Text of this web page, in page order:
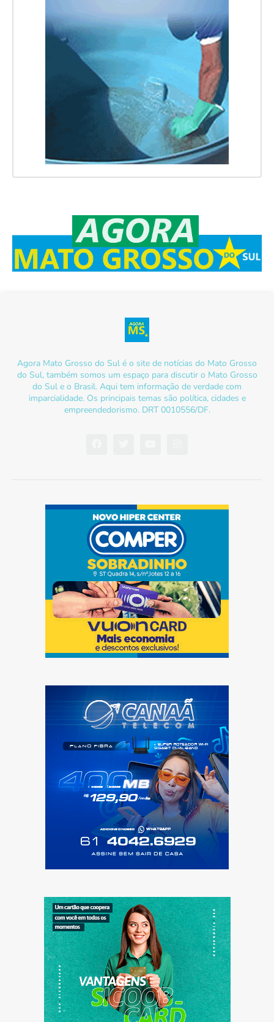
Agora Mato Grosso do Sul é o site de notícias do Mato Grosso
do Sul, também somos um espaço para discutir o Mato Grosso
do Sul e o Brasil. Aqui tem informação de verdade com
imparcialidade. Os principais temas são política, cidades e
empreendedorismo. DRT 0010556/DF.